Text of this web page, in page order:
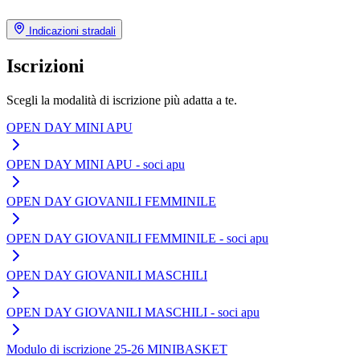
Indicazioni stradali
Iscrizioni
Scegli la modalità di iscrizione più adatta a te.
OPEN DAY MINI APU
OPEN DAY MINI APU - soci apu
OPEN DAY GIOVANILI FEMMINILE
OPEN DAY GIOVANILI FEMMINILE - soci apu
OPEN DAY GIOVANILI MASCHILI
OPEN DAY GIOVANILI MASCHILI - soci apu
Modulo di iscrizione 25-26 MINIBASKET